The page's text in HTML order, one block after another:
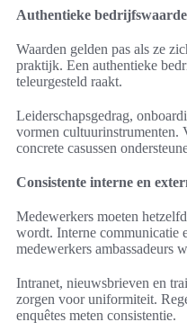
Authentieke
Waarden gelden pas als ze
praktijk. Een authentieke
teleurgesteld raakt.
Leiderschapsgedrag,
vormen cultuurinstrumenten.
concrete casussen
Consistente interne en
Medewerkers moeten
wordt. Interne communicatie
medewerkers ambassadeurs
Intranet, nieuwsbrieven en
zorgen voor uniformiteit.
enquêtes meten consistentie.